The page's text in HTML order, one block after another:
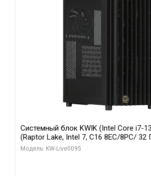
Системный блок KWIK (Intel Core i7-
(Raptor Lake, Intel 7, C16 8EC/8PC/
модуля)/ Afox RTX4090 24GB GDDR6X
Модель: KW-Live0095